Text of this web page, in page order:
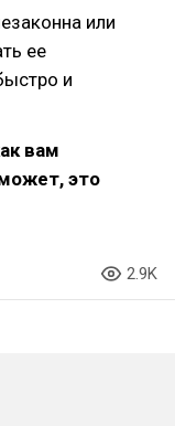
или
ее
и
вам
это
2.9K